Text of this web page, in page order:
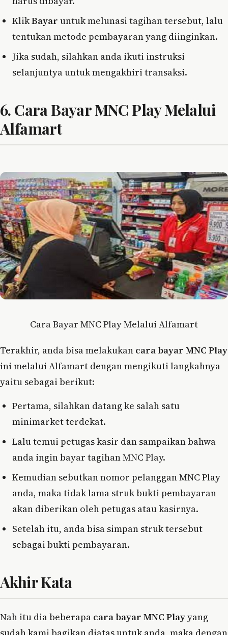
KlikBayar untuk melunasi tagihan tersebut, lalu
tentukan metode pembayaran yang diinginkan.
Jika sudah, silahkan anda ikuti instruksi
selanjuntya untuk mengakhiri transaksi.
6. Cara Bayar MNC Play Melalui
Alfamart
Cara Bayar MNC Play Melalui Alfamart
Terakhir, anda bisa melakukan cara bayar MNC Play
ini melalui Alfamart dengan mengikuti langkahnya
yaitu sebagai berikut:
Pertama, silahkan datang ke salah satu
minimarket terdekat.
Lalu temui petugas kasir dan sampaikan bahwa
anda ingin bayar tagihan MNC Play.
Kemudian sebutkan nomor pelanggan MNC Play
anda, maka tidak lama struk bukti pembayaran
akan diberikan oleh petugas atau kasirnya.
Setelah itu, anda bisa simpan struk tersebut
sebagai bukti pembayaran.
Akhir Kata
Nah itu dia beberapa cara bayar MNC Playyang